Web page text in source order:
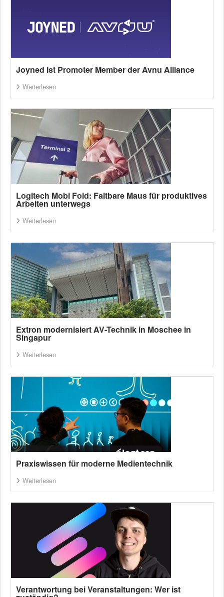
Joyned ist Promoter Member der Avnu Alliance
Weiterlesen
Logitech Mobi Fold: Faltbare Maus für produktives
Arbeiten unterwegs
Weiterlesen
Extron modernisiert AV-Technik in Moschee in
Singapur
Weiterlesen
Praxiswissen für moderne Medientechnik
Weiterlesen
Verantwortung bei Veranstaltungen: Wer ist